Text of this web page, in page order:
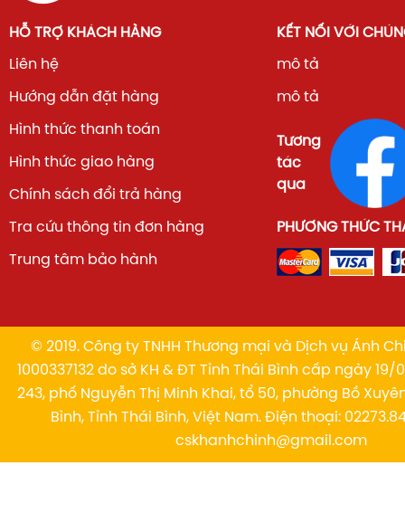
HỖ TRỢ KHÁCH HÀNG
Liên hệ
Hướng dẫn đặt hàng
Hình thức thanh toán
Hình thức giao hàng
Chính sách đổi trả hàng
Tra cứu thông tin đơn hàng
Trung tâm bảo hành
KẾT NỐI VỚI
mô tả
mô tả
Tương
tác
qua
PHƯƠNG THỨC
© 2019. Công ty TNHH Thương mại và Dịch vụ Ánh
1000337132 do sở KH & ĐT Tỉnh Thái Bình cấp ngày 19/
243, phố Nguyễn Thị Minh Khai, tổ 50, phường Bồ
Bình, Tỉnh Thái Bình, Việt Nam. Điện thoại:
cskhanhchinh@gmail.com